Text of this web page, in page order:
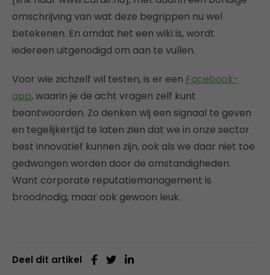
omschrijving van wat deze begrippen nu wel
betekenen. En omdat het een wiki is, wordt
iedereen uitgenodigd om aan te vullen.
Voor wie zichzelf wil testen, is er een Facebook-
app, waarin je de acht vragen zelf kunt
beantwoorden. Zo denken wij een signaal te geven
en tegelijkertijd te laten zien dat we in onze sector
best innovatief kunnen zijn, ook als we daar niet toe
gedwongen worden door de omstandigheden.
Want corporate reputatiemanagement is
broodnodig, maar ook gewoon leuk.
Deel dit artikel